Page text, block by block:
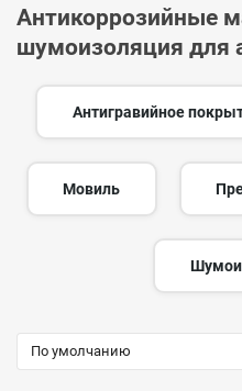
Антикоррозийные
шумоизоляция для
Антигравийное
Мовиль